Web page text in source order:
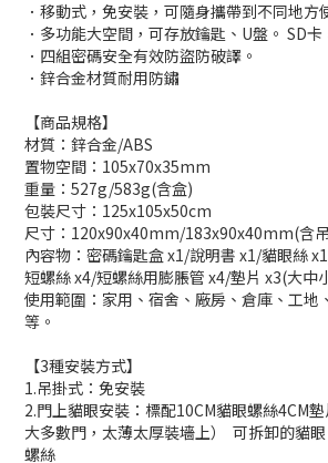
．移動式，免安裝，可隨身攜帶到不同地方
．多功能大空間，可存放鑰匙、U盤。 SD卡
．四組密碼安全有效防盜防破譯。
．鋅合金材質耐用防鏽
【商品規格】
材質：鋅合金/ABS
置物空間：105x70x35mm
重量：527g/583g(含盒)
包裝尺寸：125x105x50cm
尺寸：120x90x40mm/183x90x40mm(含
內容物：密碼鑰匙盒 x1/說明書 x1/貓眼絲
短螺絲 x4/短螺絲用膨脹管 x4/墊片 x3(大中
使用範圍：家用、宿舍、廠房、倉庫、工地
等。
【3種安裝方式】
1.吊掛式：免安裝
2.門上貓眼安裝：標配10CM貓眼螺絲4CM
大多數門，太薄太厚裝墻上） 可拆卸的貓
螺絲